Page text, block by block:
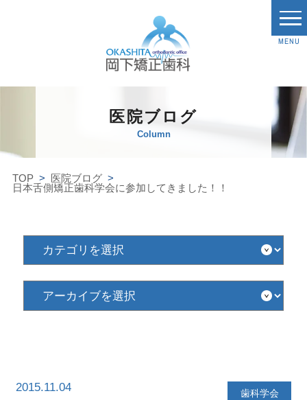
MENU
医院ブログ
Column
TOP
医院ブログ
日本舌側矯正歯科学会に参加してきました！！
カ
ゴ
を
ア
2015.11.04 歯科学会